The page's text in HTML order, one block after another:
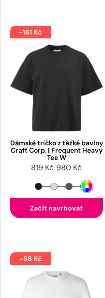
-161 Kč
Dámské tričko z těžké bavlny
Craft Corp. | Frequent Heavy
Tee W
819 Kč 980 Kč
Začít navrhovat
-58 Kč